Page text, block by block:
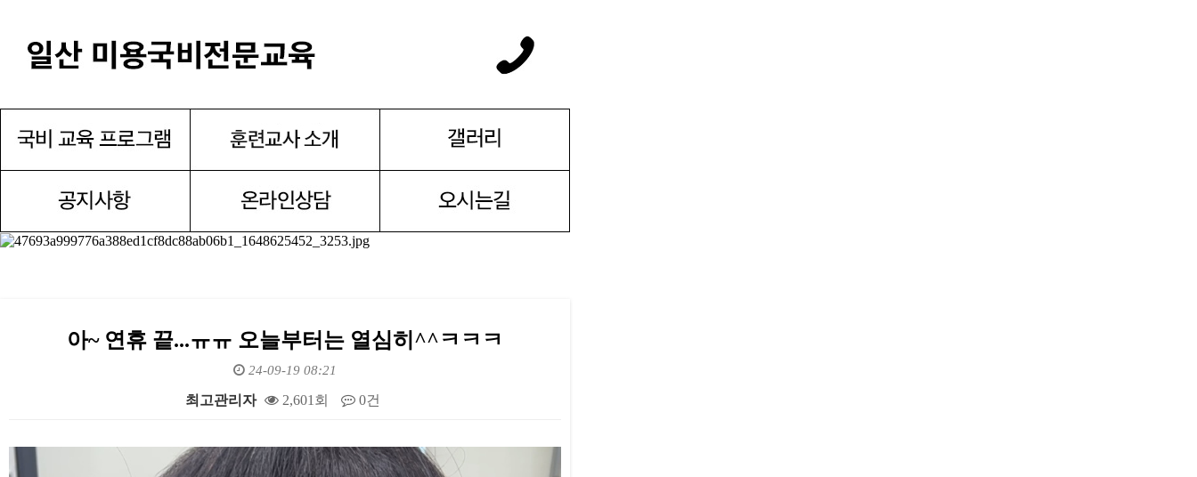
아~ 연휴 끝...ㅠㅠ 오늘부터는 열심히^^ㅋㅋㅋ
24-09-19 08:21
최고관리자 2,601회 0건
본문